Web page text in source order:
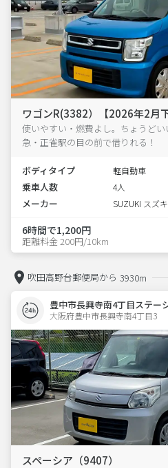
ワゴンR(3382）【2026年2月下
使いやすい・燃費よし。ちょうど
急・正雀駅の目の前で借りれる！
ボディタイプ 軽自動車
乗車人数 4人
メーカー SUZUKI スズキ
6時間で1,200円
距離料金 200円/10km
吹田高野台郵便局から 3930m
豊中市長興寺南4丁目ステー
大阪府豊中市長興寺南4丁目3
スペーシア（9407）